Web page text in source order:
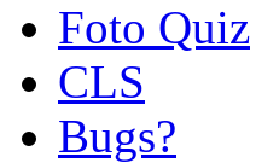
Foto Quiz
CLS
Bugs?